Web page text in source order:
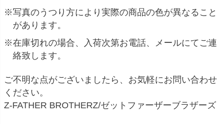
※写真のうつり方により実際の商品の色が異なること
があります。
※在庫切れの場合、入荷次第お電話、メールにてご連
絡致します。
ご不明な点がございましたら、お気軽にお問い合わせ
ください。
Z-FATHER BROTHERZ/ゼットファーザーブラザーズ